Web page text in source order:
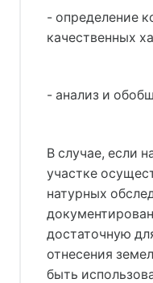
- определение
качественных
- анализ и
В случае, если
участке
натурных
достаточную
отнесения
быть